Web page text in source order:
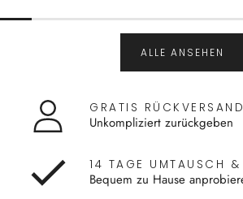
ALLE ANSEHEN
GRATIS RÜCKVERSAND
Unkompliziert zurückgeben
14 TAGE UMTAUSCH &
Bequem zu Hause